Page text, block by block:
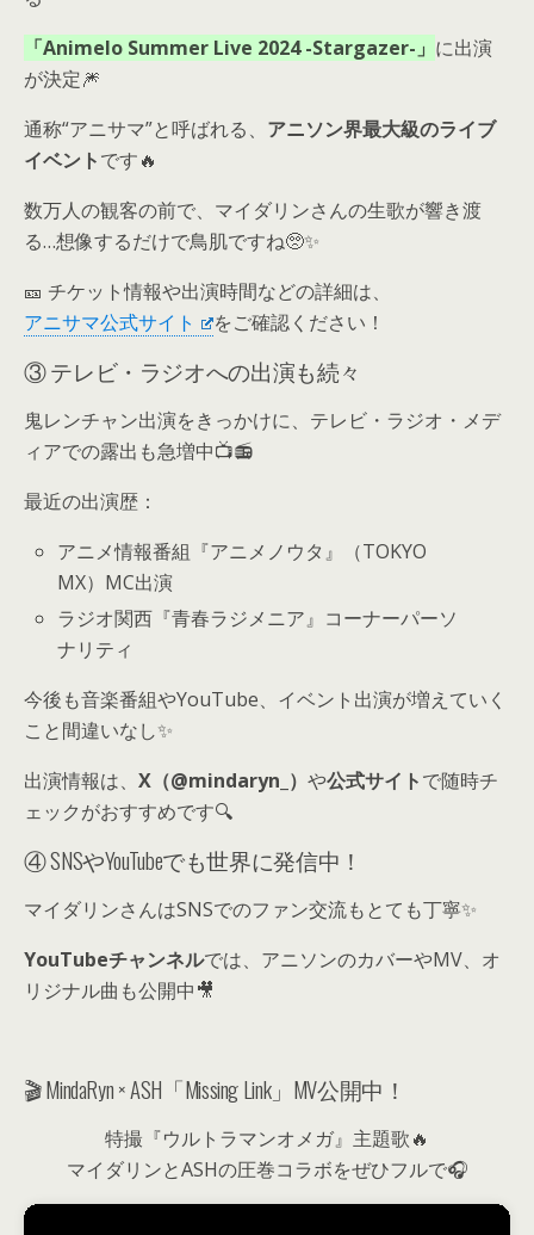
「Animelo Summer Live 2024 -Stargazer-」 に出演
が決定🎆
通称“アニサマ”と呼ばれる、 アニソン界最大級のライブ
イベントです🔥
数万人の観客の前で、マイダリンさんの生歌が響き渡
る…想像するだけで鳥肌ですね🥺✨
🎫 チケット情報や出演時間などの詳細は、
アニサマ公式サイト
をご確認ください！
③ テレビ・ラジオへの出演も続々
鬼レンチャン出演をきっかけに、テレビ・ラジオ・メデ
ィアでの露出も急増中📺📻
最近の出演歴：
アニメ情報番組『アニメノウタ』（TOKYO
MX）MC出演
ラジオ関西『青春ラジメニア』コーナーパーソ
ナリティ
今後も音楽番組やYouTube、イベント出演が増えていく
こと間違いなし✨
出演情報は、 X（@mindaryn_） や公式サイトで随時チ
ェックがおすすめです🔍
④ SNSやYouTubeでも世界に発信中！
マイダリンさんはSNSでのファン交流もとても丁寧✨
YouTubeチャンネルでは、アニソンのカバーやMV、オ
リジナル曲も公開中🎥
🎬 MindaRyn × ASH「Missing Link」MV公開中！
特撮『ウルトラマンオメガ』主題歌🔥
マイダリンとASHの圧巻コラボをぜひフルで🎧